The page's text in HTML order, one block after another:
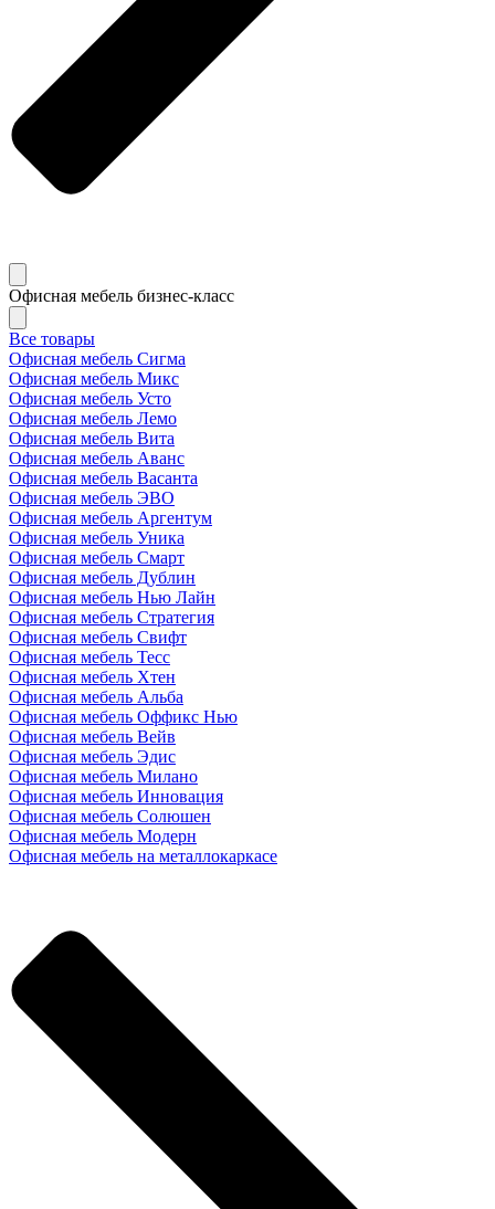
Офисная мебель бизнес-класс
Все товары
Офисная мебель Сигма
Офисная мебель Микс
Офисная мебель Усто
Офисная мебель Лемо
Офисная мебель Вита
Офисная мебель Аванс
Офисная мебель Васанта
Офисная мебель ЭВО
Офисная мебель Аргентум
Офисная мебель Уника
Офисная мебель Смарт
Офисная мебель Дублин
Офисная мебель Нью Лайн
Офисная мебель Стратегия
Офисная мебель Свифт
Офисная мебель Тесс
Офисная мебель Хтен
Офисная мебель Альба
Офисная мебель Оффикс Нью
Офисная мебель Вейв
Офисная мебель Эдис
Офисная мебель Милано
Офисная мебель Инновация
Офисная мебель Солюшен
Офисная мебель Модерн
Офисная мебель на металлокаркасе